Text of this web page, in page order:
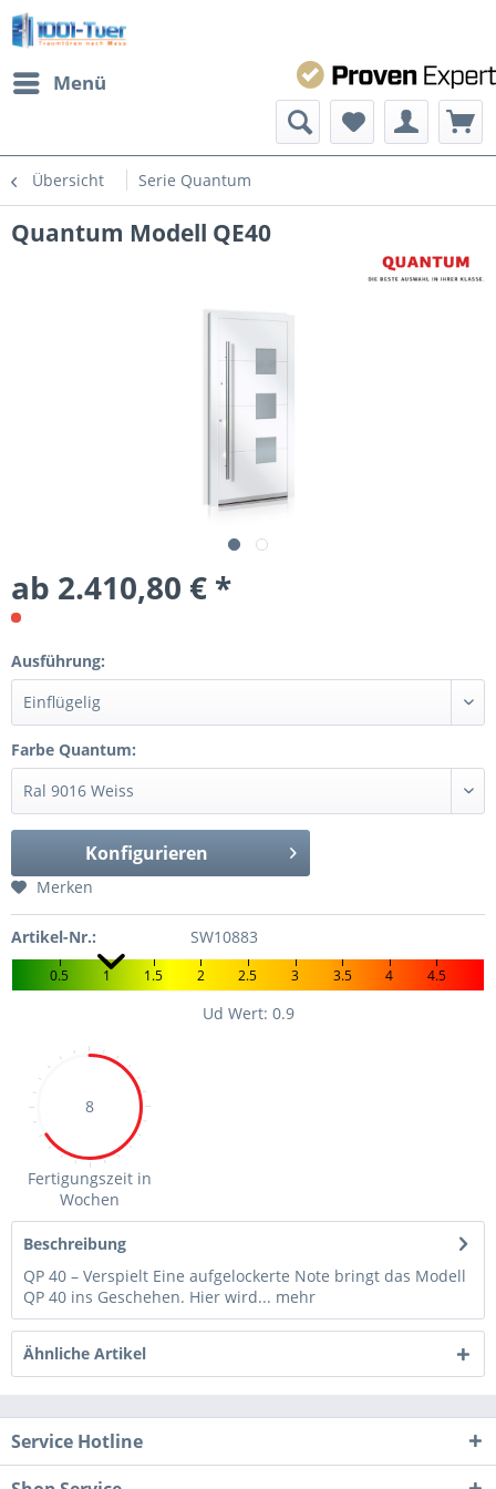
Menü
Übersicht Serie Quantum
Quantum Modell QE40
ab 2.410,80 € *
Ausführung:
Farbe Quantum:
Konfigurieren
Merken
Artikel-Nr.: SW10883
0.5 1 1.5 2 2.5 3 3.5 4 4.5
Ud Wert: 0.9
8
Fertigungszeit in
Wochen
Beschreibung
QP 40 – Verspielt Eine aufgelockerte Note bringt das Modell
QP 40 ins Geschehen. Hier wird... mehr
Ähnliche Artikel
Service Hotline